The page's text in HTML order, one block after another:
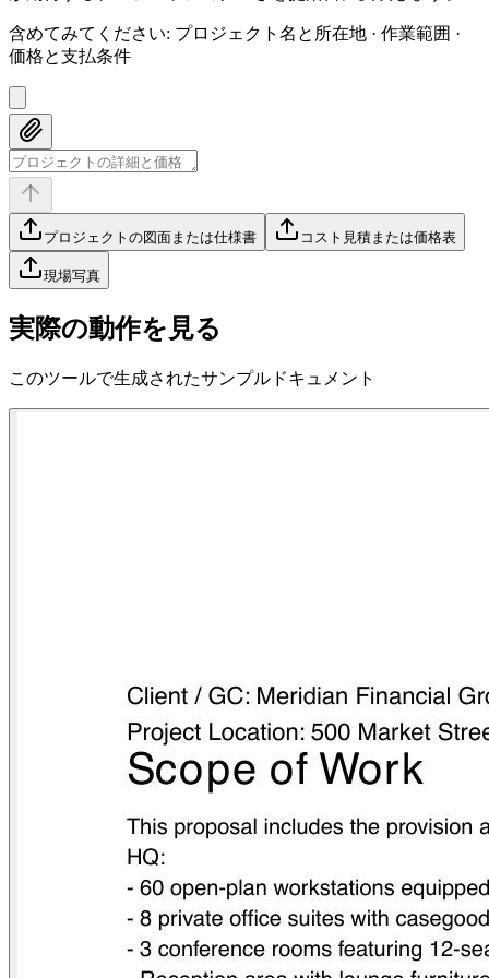
含めてみてください: プロジェクト名と所在地 · 作業範囲 ·
価格と支払条件
プロジェクトの図面または仕様書 コスト見積または価格表
現場写真
実際の動作を見る
このツールで生成されたサンプルドキュメント